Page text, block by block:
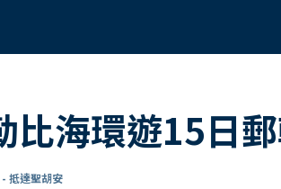
比海環遊15日
抵達聖胡安